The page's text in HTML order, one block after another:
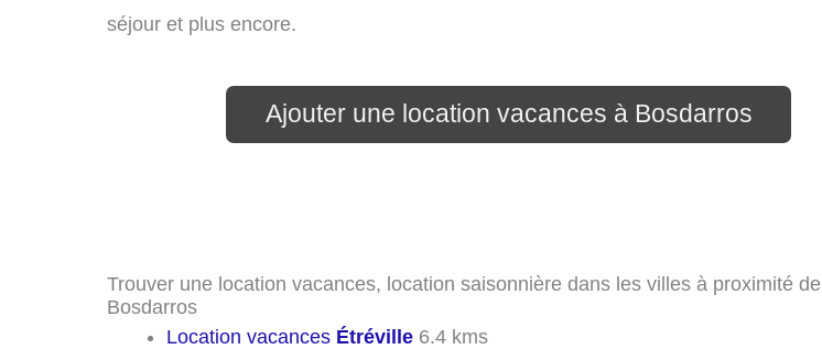
séjour et plus encore.
Ajouter une location vacances à Bosdarros
Trouver une location vacances, location saisonnière dans les villes à proximité de
Bosdarros
Location vacances Étréville 6.4 kms